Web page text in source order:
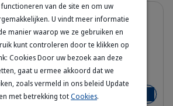
Bag_HPM-J-
5% korting
& Mobility Dog Food –
Gewrichten &
bij Artrose
12 kg - 3 kg
€ 35,62€ 37,49 Voeg
van de site en om uw
U vindt meer informatie
manier waarop we ze gebruiken en
kunt controleren door te klikken op
Cookies Door uw bezoek aan deze
gaat u ermee akkoord dat we
zoals vermeld in ons beleid Update
met betrekking totCookies.